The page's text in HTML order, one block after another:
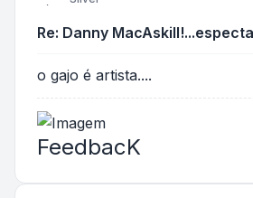
Re: Danny
o gajo é artista....
FeedbacK